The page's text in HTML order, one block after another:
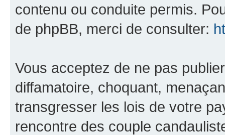
contenu ou conduite permis.
de phpBB, merci de consulter:
Vous acceptez de ne pas
diffamatoire, choquant,
transgresser les lois de votre
rencontre des couple